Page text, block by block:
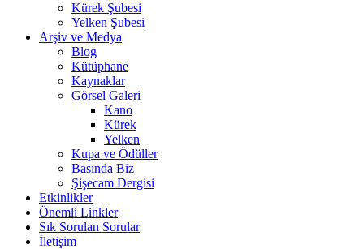
Kürek Şubesi
Yelken Şubesi
Arşiv ve Medya
Blog
Kütüphane
Kaynaklar
Görsel Galeri
Kano
Kürek
Yelken
Kupa ve Ödüller
Basında Biz
Şişecam Dergisi
Etkinlikler
Önemli Linkler
Sık Sorulan Sorular
İletişim